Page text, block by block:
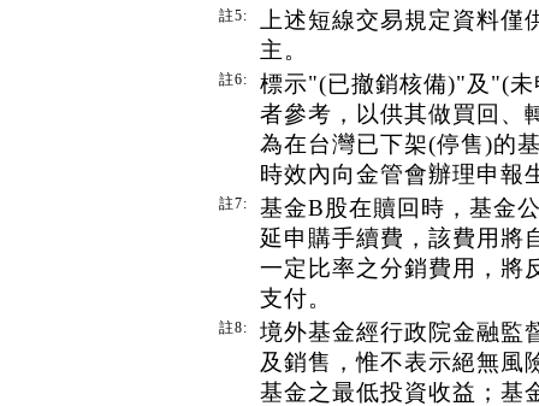
註5:
上述短線交易規定資料
主。
註6:
標示"(已撤銷核備)"及"(
者參考，以供其做買回、
為在台灣已下架(停售)的
時效內向金管會辦理申報
註7:
基金B股在贖回時，基金
延申購手續費，該費用將
一定比率之分銷費用，將
支付。
註8:
境外基金經行政院金融監
及銷售，惟不表示絕無風
基金之最低投資收益；基